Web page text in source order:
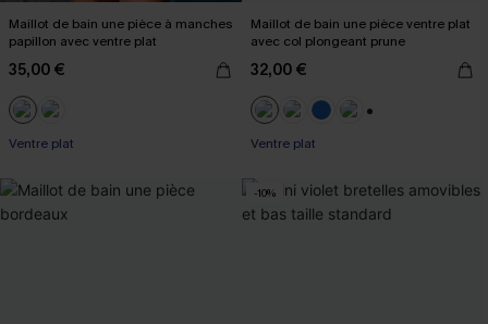
Maillot de bain une pièce à manches
papillon avec ventre plat
35,00 €
Ventre plat
Maillot de bain une pièce ventre plat
avec col plongeant prune
32,00 €
Ventre plat
-10%